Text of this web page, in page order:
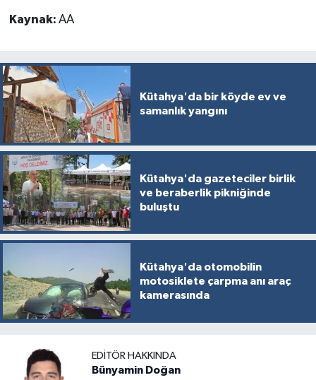
Kaynak: AA
Kütahya'da bir köyde ev ve
samanlık yangını
Kütahya'da gazeteciler birlik
ve beraberlik pikniğinde
buluştu
Kütahya'da otomobilin
motosiklete çarpma anı araç
kamerasında
EDITÖR HAKKINDA
Bünyamin Doğan